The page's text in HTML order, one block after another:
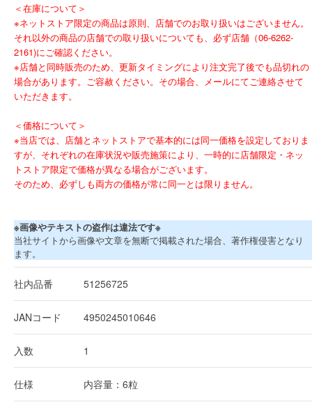
＜在庫について＞
※ネットストア限定の商品は原則、店舗でのお取り扱いはございません。
それ以外の商品の店舗での取り扱いについても、必ず店舗（06-6262-
2161)にご確認ください。
※店舗と同時販売のため、更新タイミングにより注文完了後でも品切れの
場合があります。ご容赦ください。その場合、メールにてご連絡させて
いただきます。
＜価格について＞
※当店では、店舗とネットストアで基本的には同一価格を設定しておりま
すが、それぞれの在庫状況や販売施策により、一時的に店舗限定・ネッ
トストア限定で価格が異なる場合がございます。
そのため、必ずしも両方の価格が常に同一とは限りません。
※画像やテキストの盗作は違法です※
当社サイトから画像や文章を無断で掲載された場合、著作権侵害となり
ます。
社内品番 51256725
JANコード 4950245010646
入数 1
仕様 内容量：6粒